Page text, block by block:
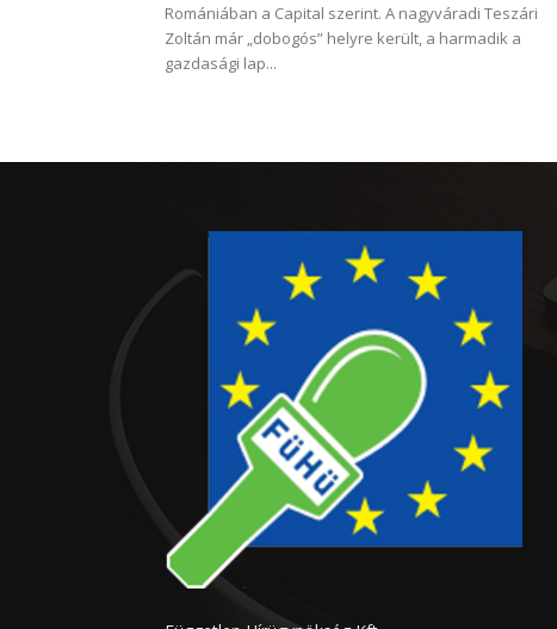
Romániában a Capital szerint. A nagyváradi Teszári
Zoltán már „dobogós” helyre került, a harmadik a
gazdasági lap...